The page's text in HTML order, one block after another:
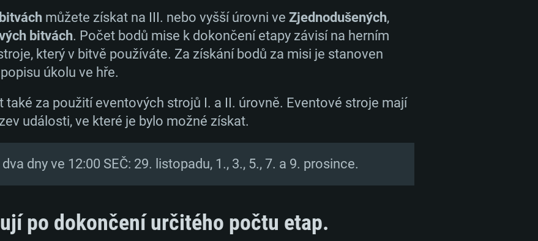
můžete získat na III. nebo vyšší úrovni ve Zjednodušených,
bitvách. Počet bodů mise k dokončení etapy závisí na herním
který v bitvě používáte. Za získání bodů za misi je stanoven
úkolu ve hře.
také za použití eventových strojů I. a II. úrovně. Eventové stroje mají
události, ve které je bylo možné získat.
dny ve 12:00 SEČ: 29. listopadu, 1., 3., 5., 7. a 9. prosince.
po dokončení určitého počtu etap.